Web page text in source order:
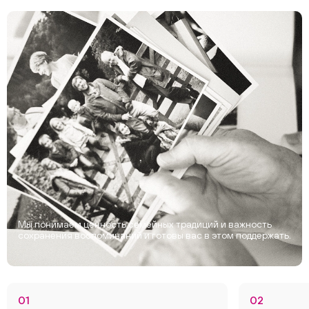
Мы понимаем ценность семейных традиций и важность
сохранения воспоминаний и готовы вас в этом поддержать.
01 02